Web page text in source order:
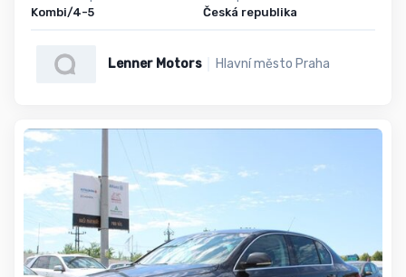
Kombi/4-5
Česká republika
Lenner Motors Hlavní město Praha